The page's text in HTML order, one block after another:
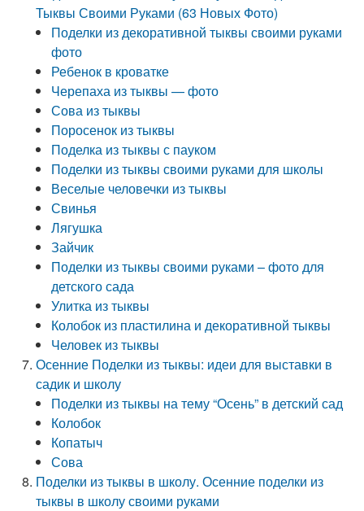
Тыквы Своими Руками (63 Новых Фото)
Поделки из декоративной тыквы своими руками
фото
Ребенок в кроватке
Черепаха из тыквы — фото
Сова из тыквы
Поросенок из тыквы
Поделка из тыквы с пауком
Поделки из тыквы своими руками для школы
Веселые человечки из тыквы
Свинья
Лягушка
Зайчик
Поделки из тыквы своими руками – фото для
детского сада
Улитка из тыквы
Колобок из пластилина и декоративной тыквы
Человек из тыквы
Осенние Поделки из тыквы: идеи для выставки в
садик и школу
Поделки из тыквы на тему “Осень” в детский сад
Колобок
Копатыч
Сова
Поделки из тыквы в школу. Осенние поделки из
тыквы в школу своими руками